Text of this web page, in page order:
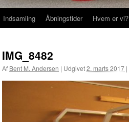
Hop
indhold
Indsamling Åbningstider Hvem er vi?
IMG_8482
Af Bent M. Andersen | Udgivet2. marts 2017 |